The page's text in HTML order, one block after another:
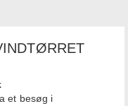
et besøg i